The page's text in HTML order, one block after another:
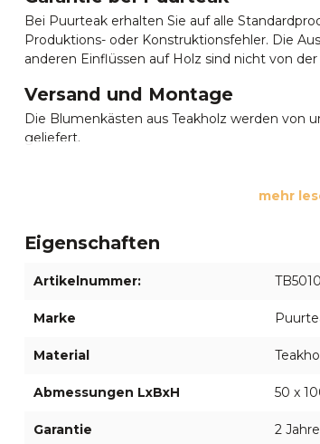
Bei Puurteak erhalten Sie auf alle
Produktions- oder Konstruktionsfehler. Die
anderen Einflüssen auf Holz sind nicht von
Versand und Montage
Die Blumenkästen aus Teakholz werden von
geliefert.
Sie sind sich noch unsicher? Sie können sich
eingeladen, unserenAusstellungsraum in
Sie gerne beraten.
✔Schöne Massivholz-
mehr
Eigenschaften
Artikelnummer:
Marke
Material
Abmessungen LxBxH 50 x
Garantie 2 Jahre